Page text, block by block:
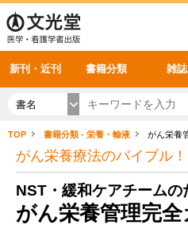
新刊・近刊 書籍分類 雑誌
感染症 老年医学
呼吸器
循環器
雑誌投稿規定
理学療法
雑誌案内・年間購読 最
電子書籍
電子雑誌
書籍「データに基づく臨床動作分析」
書籍「眼手術学」WEB動画
書籍「神経症候学 II 改訂第二版」
新刊一覧
今後の発行予定
書名
TOP 書籍分類 - 栄養・輸液 がん栄養
がん栄養療法のバイブル！
NST・緩和ケアチームの
がん栄養管理完